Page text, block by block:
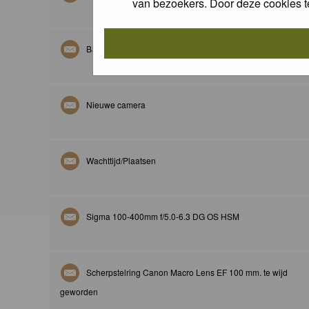
Batterijbesparing bij Flitsfotografie
Nieuwe camera
Wachttijd/Plaatsen
Sigma 100-400mm f/5.0-6.3 DG OS HSM
Scherpstelring Canon Macro Lens EF 100 mm. te wijd
geworden